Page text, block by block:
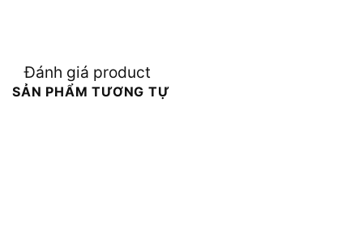
Đánh giá product
SẢN PHẨM TƯƠNG TỰ